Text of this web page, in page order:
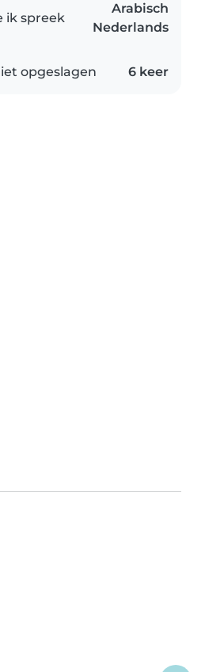
ik spreek
Arabisch
Nederlands
opgeslagen 6 keer